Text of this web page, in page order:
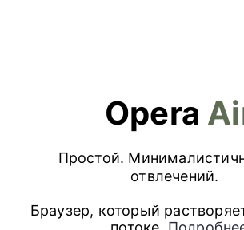
Opera
Простой.
отвлечений.
Браузер, который